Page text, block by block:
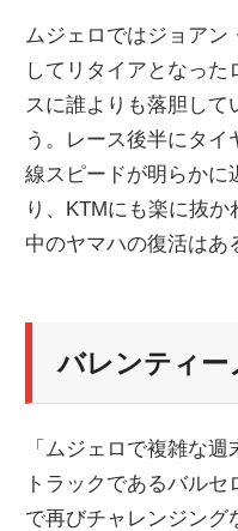
ムジェロではジョアン
してリタイアとなっ
スに誰よりも落胆して
う。レース後半にタ
線スピードが明らかに
り、KTMにも楽に抜
中のヤマハの復活はあ
バレンティー
「ムジェロで複雑な
トラックであるバル
で再びチャレンジング